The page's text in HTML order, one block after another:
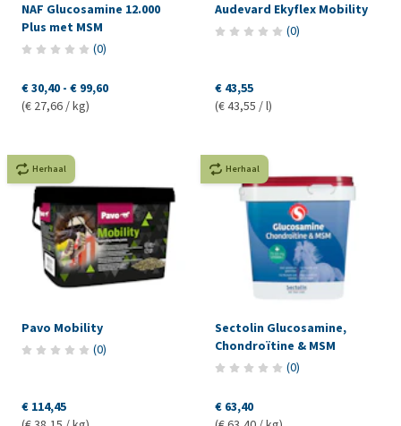
NAF Glucosamine 12.000
Plus met MSM
(0)
€ 30,40 - € 99,60
(€ 27,66 / kg)
Audevard Ekyflex Mobility
(0)
€ 43,55
(€ 43,55 / l)
Herhaal
Pavo Mobility
(0)
€ 114,45
Herhaal
Sectolin Glucosamine,
Chondroïtine & MSM
(0)
€ 63,40